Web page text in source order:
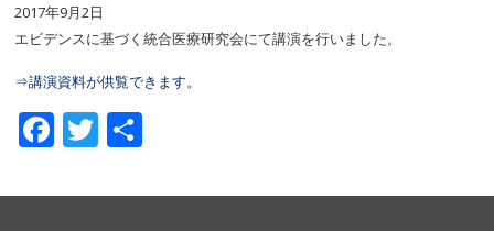
2017年9月2日
エビデンスに基づく統合医療研究会にて講演を行いました。
⇒講演資料が供覧できます。
Facebook
Twitter